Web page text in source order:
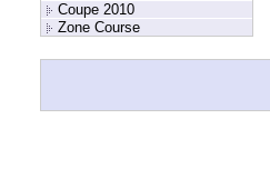
Coupe 2010
Zone Course